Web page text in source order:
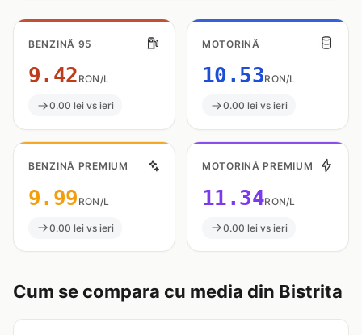
BENZINĂ 95
9.42 RON/L
0.00 lei vs ieri
MOTORINĂ
10.53RON/L
0.00 lei vs ieri
BENZINĂ PREMIUM
9.99 RON/L
0.00 lei vs ieri
MOTORINĂ PREMIUM
11.34RON/L
0.00 lei vs ieri
Cum se compara cu media din Bistrita